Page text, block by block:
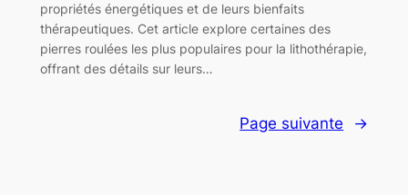
propriétés énergétiques et de leurs bienfaits
thérapeutiques. Cet article explore certaines des
pierres roulées les plus populaires pour la lithothérapie,
offrant des détails sur leurs…
Page suivante →